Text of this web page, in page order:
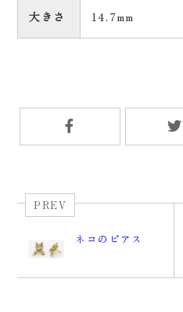
大きさ 14.7mm
PREV
ネコのピアス